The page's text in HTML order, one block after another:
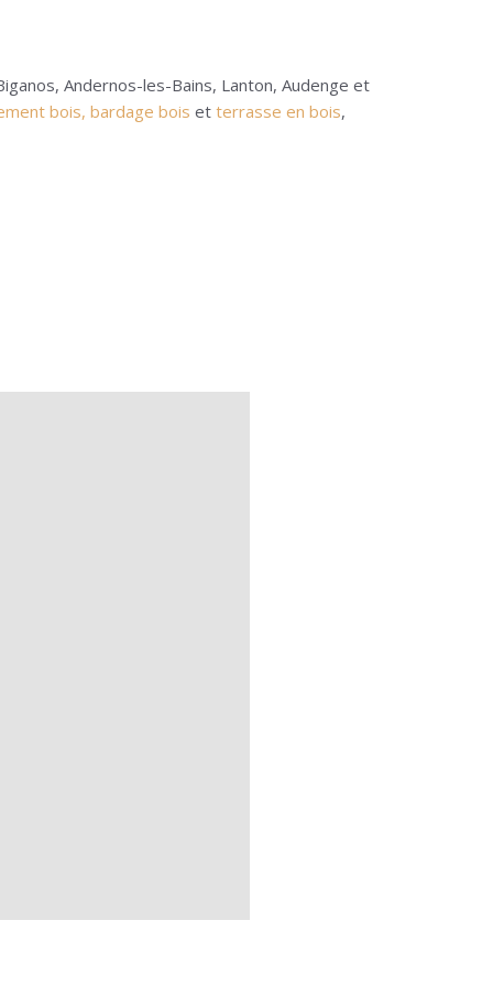
Andernos-les-Bains, Lanton, Audenge et
bois, bardage bois et terrasse en bois,